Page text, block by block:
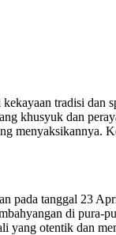
tradisi dan
khusyuk dan
menyaksikannya.
pada tanggal 23
di pura-
yang otentik dan